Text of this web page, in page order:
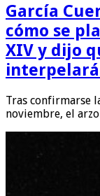
García
cómo se
XIV y dijo
Tras confirmarse
noviembre, el